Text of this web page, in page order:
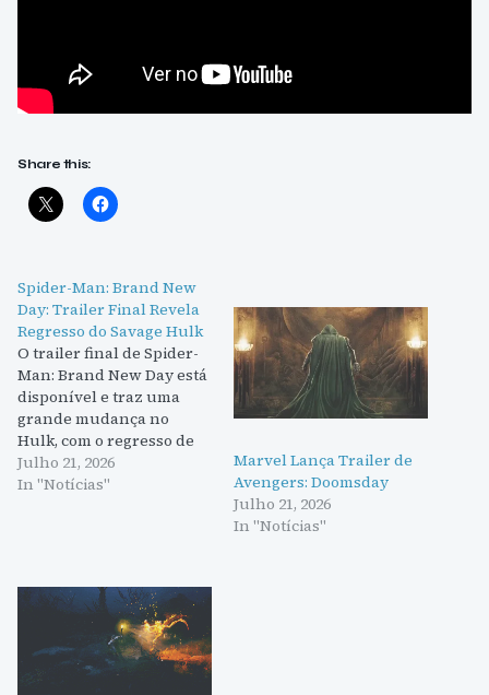
Share this:
Spider-Man: Brand New
Day: Trailer Final Revela
Regresso do Savage Hulk
O trailer final de Spider-
Man: Brand New Day está
disponível e traz uma
grande mudança no
Hulk, com o regresso de
uma versão mais
agressiva. O filme
Julho 21, 2026
In "Notícias"
Marvel Lança Trailer de
Avengers: Doomsday
Julho 21, 2026
In "Notícias"